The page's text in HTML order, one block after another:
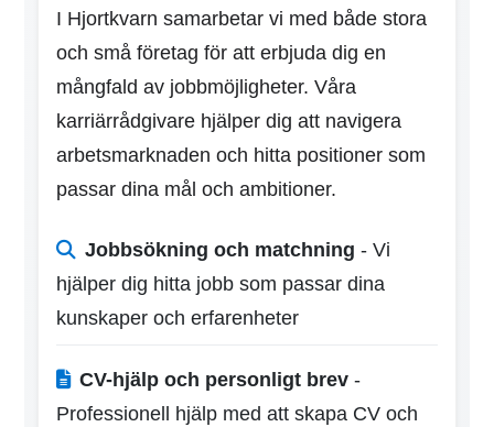
I Hjortkvarn samarbetar vi med både stora
och små företag för att erbjuda dig en
mångfald av jobbmöjligheter. Våra
karriärrådgivare hjälper dig att navigera
arbetsmarknaden och hitta positioner som
passar dina mål och ambitioner.
Jobbsökning och matchning - Vi
hjälper dig hitta jobb som passar dina
kunskaper och erfarenheter
CV-hjälp och personligt brev -
Professionell hjälp med att skapa CV och